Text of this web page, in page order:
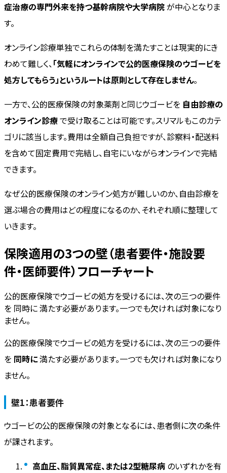
症治療の専門外来を持つ基幹病院や大学病院が中心となりま
す。
オンライン診療単独でこれらの体制を満たすことは現実的にき
わめて難しく、「気軽にオンラインで公的医療保険のウゴービを
処方してもらう」というルートは原則として存在しません。
一方で、公的医療保険の対象薬剤と同じウゴービを 自由診療の
オンライン診療で受け取ることは可能です。スリマルもこのカテ
ゴリに該当します。費用は全額自己負担ですが、診察料・配送料
を含めて固定費用で完結し、自宅にいながらオンラインで完結
できます。
なぜ公的医療保険のオンライン処方が難しいのか、自由診療を
選ぶ場合の費用はどの程度になるのか、それぞれ順に整理して
いきます。
保険適用の3つの壁（患者要件・施設要
件・医師要件）フローチャート
公的医療保険でウゴービの処方を受けるには、次の三つの要件
を 同時に 満たす必要があります。一つでも欠ければ対象になり
ません。
公的医療保険でウゴービの処方を受けるには、次の三つの要件
を 同時に満たす必要があります。一つでも欠ければ対象になり
ません。
壁1：患者要件
ウゴービの公的医療保険の対象となるには、患者側に次の条件
が課されます。
高血圧、脂質異常症、または2型糖尿病 のいずれかを有